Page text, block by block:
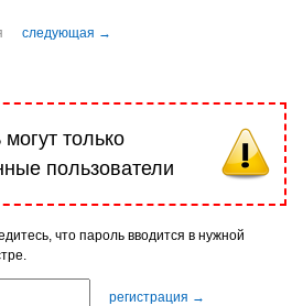
только
пользователи
что пароль вводится в нужной
регистрация →